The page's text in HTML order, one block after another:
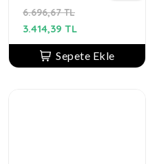
6.696,67 TL
3.414,39 TL
Sepete Ekle